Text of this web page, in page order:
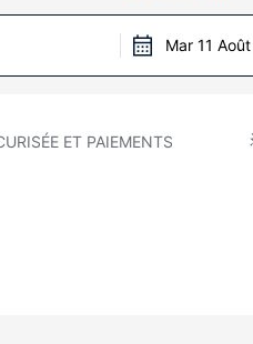
Mar 11 Août
ET PAIEMENTS